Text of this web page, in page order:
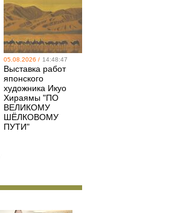
05.08.2026 / 14:48:47
Выставка работ
японского
художника Икуо
Хираямы "ПО
ВЕЛИКОМУ
ШЁЛКОВОМУ
ПУТИ"